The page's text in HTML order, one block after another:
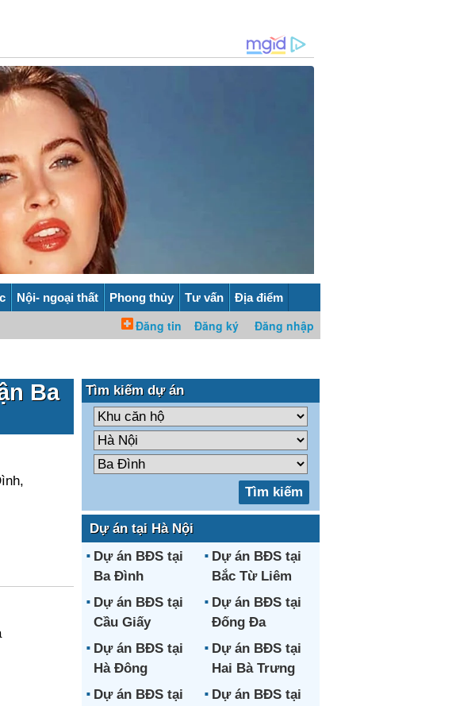
Nội- ngoại thất Phong thủy Tư vấn Địa điểm
Ba
Tìm kiếm dự án
Dự án tại Hà Nội
Dự án BĐS tại
Ba Đình
Dự án BĐS tại
Bắc Từ Liêm
Dự án BĐS tại
Cầu Giấy
Dự án BĐS tại
Đống Đa
Dự án BĐS tại
Hà Đông
Dự án BĐS tại
Hai Bà Trưng
Dự án BĐS tại
Dự án BĐS tại